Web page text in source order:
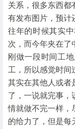
关系，很多东西都
有发布图片，预计
往年的时候其实
次，而今年夹在了
刚做一段时间工
工，所以感觉时间
其实在其他人或者
了，一说就完事，
情就做不完一样，
的给力了，但是每